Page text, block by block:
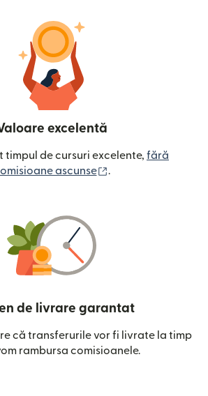
excelentă
timpul de cursuri excelente, fără
ascunse
.
de livrare garantat
că transferurile vor fi livrate la timp
rambursa comisioanele.